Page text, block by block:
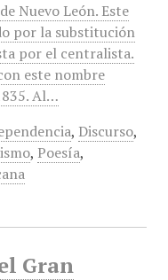
Nuevo León. Este
por la substitución
por el centralista.
este nombre
Al…
, Discurso,
, Poesía,
Gran